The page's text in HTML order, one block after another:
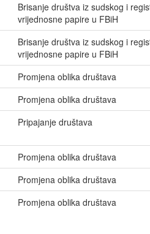
Brisanje društva iz sudskog i
vrijednosne papire u FBiH
Brisanje društva iz sudskog i
vrijednosne papire u FBiH
Promjena oblika društava
Promjena oblika društava
Pripajanje društava
Promjena oblika društava
Promjena oblika društava
Promjena oblika društava